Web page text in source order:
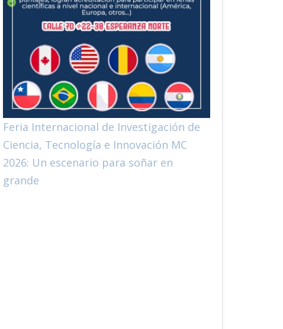
Feria Internacional de Investigación de
Ciencia, Tecnología e Innovación MC
2026: Un escenario para soñar en
grande